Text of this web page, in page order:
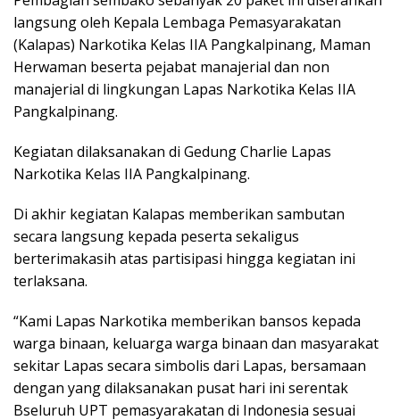
langsung oleh Kepala Lembaga Pemasyarakatan
(Kalapas) Narkotika Kelas IIA Pangkalpinang, Maman
Herwaman beserta pejabat manajerial dan non
manajerial di lingkungan Lapas Narkotika Kelas IIA
Pangkalpinang.
Kegiatan dilaksanakan di Gedung Charlie Lapas
Narkotika Kelas IIA Pangkalpinang.
Di akhir kegiatan Kalapas memberikan sambutan
secara langsung kepada peserta sekaligus
berterimakasih atas partisipasi hingga kegiatan ini
terlaksana.
“Kami Lapas Narkotika memberikan bansos kepada
warga binaan, keluarga warga binaan dan masyarakat
sekitar Lapas secara simbolis dari Lapas, bersamaan
dengan yang dilaksanakan pusat hari ini serentak
Bseluruh UPT pemasyarakatan di Indonesia sesuai